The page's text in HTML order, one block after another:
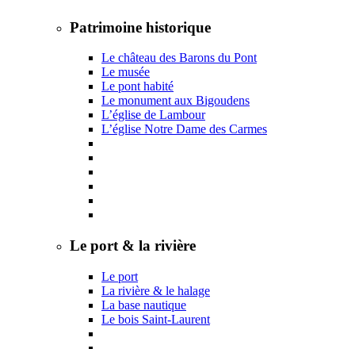
Patrimoine historique
Le château des Barons du Pont
Le musée
Le pont habité
Le monument aux Bigoudens
L’église de Lambour
L’église Notre Dame des Carmes
Le port & la rivière
Le port
La rivière & le halage
La base nautique
Le bois Saint-Laurent